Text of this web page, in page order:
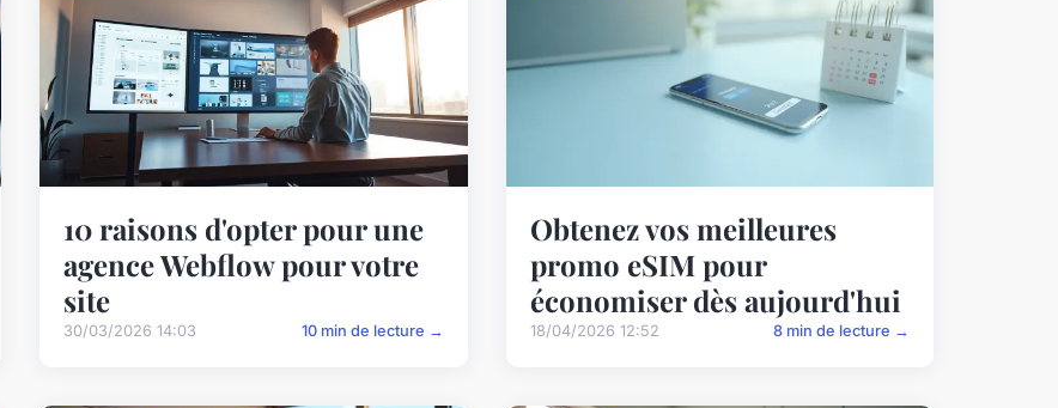
10 raisons d'opter pour une
agence Webflow pour votre
site
30/03/2026 14:03 10 min de lecture →
Obtenez vos meilleures
promo eSIM pour
économiser dès aujourd'hui
18/04/2026 12:52 8 min de lecture →